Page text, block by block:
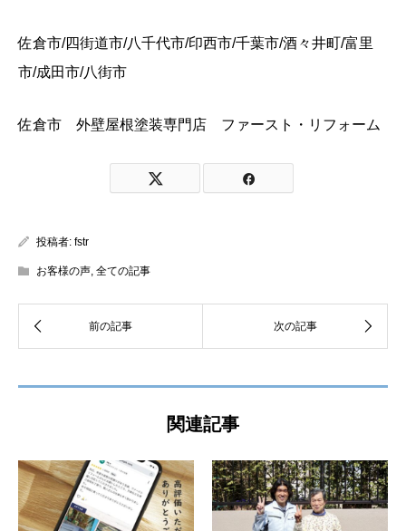
佐倉市/四街道市/八千代市/印西市/千葉市/酒々井町/富里
市/成田市/八街市
佐倉市 外壁屋根塗装専門店 ファースト・リフォーム
投稿者: fstr
お客様の声, 全ての記事
関連記事